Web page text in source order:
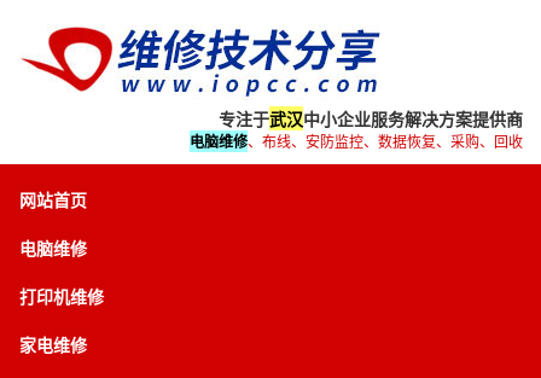
专注于武汉中小企业服务解决方案提供商
电脑维修、布线、安防监控、数据恢复、采购、回收
网站首页
电脑维修
打印机维修
家电维修